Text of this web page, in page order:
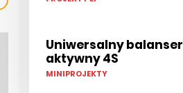
Uniwersalny balanser
aktywny 4S
MINIPROJEKTY